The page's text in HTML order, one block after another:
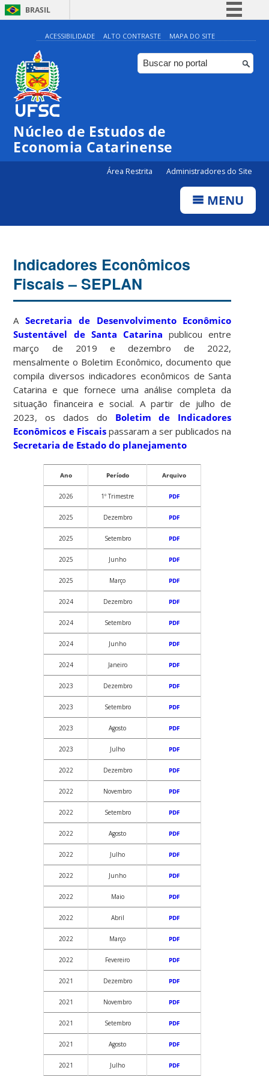
BRASIL
Simplifique!
Comunica BR
Participe
ACESSIBILIDADE ALTO CONTRASTE MAPA DO SITE
Núcleo de Estudos de
Economia Catarinense
Área Restrita Administradores do Site
MENU
Indicadores Econômicos
Fiscais – SEPLAN
ASecretaria de Desenvolvimento Econômico
Sustentável de Santa Catarina publicou entre
março de 2019 e dezembro de 2022,
mensalmente o Boletim Econômico, documento que
compila diversos indicadores econômicos de Santa
Catarina e que fornece uma análise completa da
situação financeira e social. A partir de julho de
2023, os dados do Boletim de Indicadores
Econômicos e Fiscaispassaram a ser publicados na
Secretaria de Estado do planejamento
Ano Período Arquivo
2026 1º Trimestre PDF
2025 Dezembro PDF
2025 Setembro PDF
2025 Junho PDF
2025 Março PDF
2024 Dezembro PDF
2024 Setembro PDF
2024 Junho PDF
2024 Janeiro PDF
2023 Dezembro PDF
2023 Setembro PDF
2023 Agosto PDF
2023 Julho PDF
2022 Dezembro PDF
2022 Novembro PDF
2022 Setembro PDF
2022 Agosto PDF
2022 Julho PDF
2022 Junho PDF
2022 Maio PDF
2022 Abril PDF
2022 Março PDF
2022 Fevereiro PDF
2021 Dezembro PDF
2021 Novembro PDF
2021 Setembro PDF
2021 Agosto PDF
2021 Julho PDF